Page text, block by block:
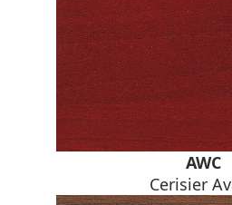
AWC
Cerisier